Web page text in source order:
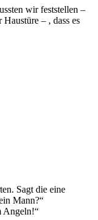
wir feststellen –
– , dass es
Sagt die eine
Mann?“
Angeln!“